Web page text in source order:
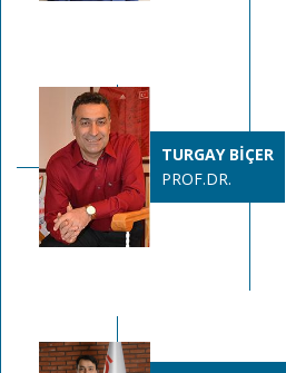
TURGAY BİÇER
PROF.DR.